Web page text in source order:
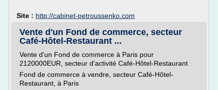
Site : http://cabinet-petroussenko.com
Vente d'un Fond de commerce, secteur
Café-Hôtel-Restaurant ...
Vente d'un Fond de commerce à Paris pour
2120000EUR, secteur d'activité Café-Hôtel-Restaurant
Fond de commerce à vendre, secteur Café-Hôtel-
Restaurant, à Paris